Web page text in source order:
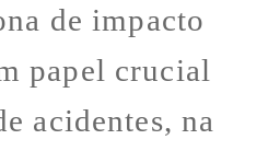
de impacto
papel crucial
acidentes, na